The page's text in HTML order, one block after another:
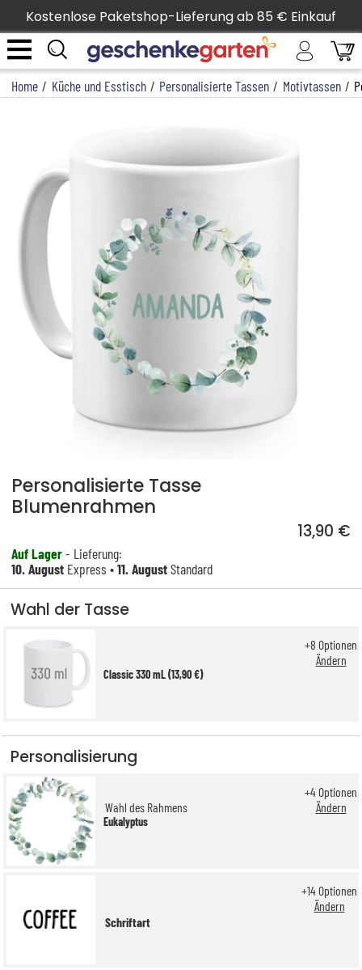
Kostenlose Paketshop-Lieferung ab 85 € Einkauf
Home / Küche und Esstisch / Personalisierte Tassen / Motivtassen /
Personalisierte Tasse
Blumenrahmen
13,90 €
Auf Lager- Lieferung:
10. August Express •11. AugustStandard
Wahl der Tasse
Classic 330 mL (13,90 €)
+8 Optionen
Ändern
Personalisierung
Wahl des Rahmens
Eukalyptus
+4Optionen
Ändern
Schriftart
+14Optionen
Ändern